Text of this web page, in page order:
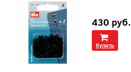
430 руб.
Купить